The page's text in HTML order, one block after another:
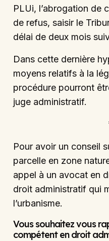
PLUi, l’abrogation de
de refus, saisir le
délai de deux mois
Dans cette dernière
moyens relatifs à la
procédure pourront
juge administratif.
Pour avoir un conseil
parcelle en zone
appel à un avocat en
droit administratif qui
l’urbanisme.
Vous souhaitez vous
compétent en droit